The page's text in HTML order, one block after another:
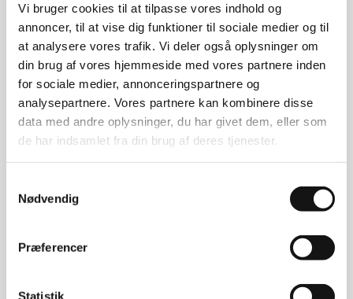
Vi bruger cookies til at tilpasse vores indhold og
annoncer, til at vise dig funktioner til sociale medier og til
at analysere vores trafik. Vi deler også oplysninger om
din brug af vores hjemmeside med vores partnere inden
for sociale medier, annonceringspartnere og
analysepartnere. Vores partnere kan kombinere disse
data med andre oplysninger, du har givet dem, eller som
de har indsamlet fra din brug af deres tjenester.
Nødvendig
Præferencer
Statistik
Dette låg er designet til at passe til Arca Systems
EURO kasser. Med målene 60x40 cm er det
kompatibelt med flere forskellige kasser, herunder
modellerne 3531110210, 3531120410 og
3531130610.
Kompatible modeller
Dette låg er ideelt til dig, der har brug for en
EURO kasser. Det er nemt at montere og sikrer, at
dine kasser forbliver lukkede og beskyttede.
Specifikationer
Passer til: 3531110210, 3531120410, 3531130610